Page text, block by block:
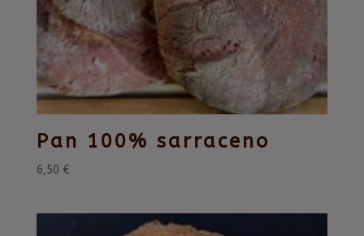
Pan 100% sarraceno
6,50 €